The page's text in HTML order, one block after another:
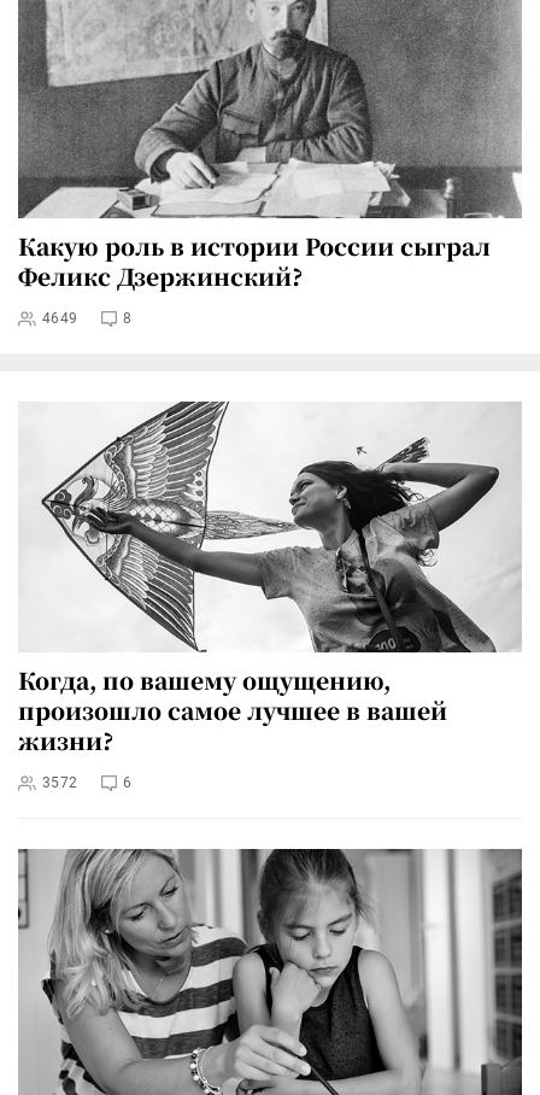
Какую роль в истории России сыграл
Феликс Дзержинский?
4649 8
Когда, по вашему ощущению,
произошло самое лучшее в вашей
жизни?
3572 6